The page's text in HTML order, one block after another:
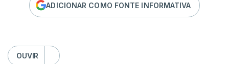
ADICIONAR COMO FONTE INFORMATIVA
OUVIR